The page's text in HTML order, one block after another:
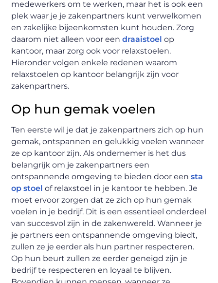
medewerkers om te werken, maar het is ook een
plek waar je je zakenpartners kunt verwelkomen
en zakelijke bijeenkomsten kunt houden. Zorg
daarom niet alleen voor eendraaistoel op
kantoor, maar zorg ook voor relaxstoelen.
Hieronder volgen enkele redenen waarom
relaxstoelen op kantoor belangrijk zijn voor
zakenpartners.
Op hun gemak voelen
Ten eerste wil je dat je zakenpartners zich op hun
gemak, ontspannen en gelukkig voelen wanneer
ze op kantoor zijn. Als ondernemer is het dus
belangrijk om je zakenpartners een
ontspannende omgeving te bieden door een sta
op stoel of relaxstoel in je kantoor te hebben. Je
moet ervoor zorgen dat ze zich op hun gemak
voelen in je bedrijf. Dit is een essentieel onderdeel
van succesvol zijn in de zakenwereld. Wanneer je
je partners een ontspannende omgeving biedt,
zullen ze je eerder als hun partner respecteren.
Op hun beurt zullen ze eerder geneigd zijn je
bedrijf te respecteren en loyaal te blijven.